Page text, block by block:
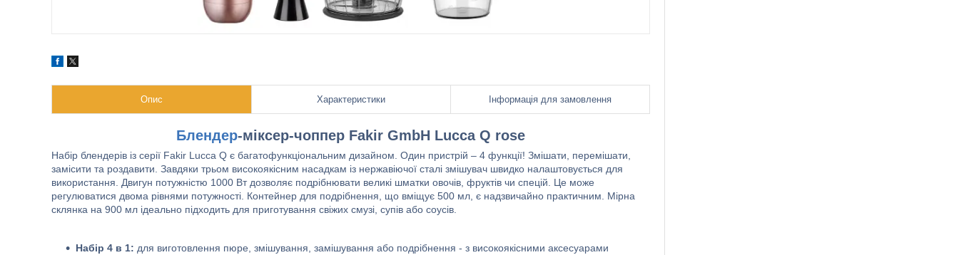
Опис Характеристики Інформація для замовлення
Блендер-міксер-чоппер Fakir GmbH Lucca Q rose
Набір блендерів із серії Fakir Lucca Q є багатофункціональним дизайном. Один пристрій – 4 функції! Змішати, перемішати,
замісити та роздавити. Завдяки трьом високоякісним насадкам із нержавіючої сталі змішувач швидко налаштовується для
використання. Двигун потужністю 1000 Вт дозволяє подрібнювати великі шматки овочів, фруктів чи спецій. Це може
регулюватися двома рівнями потужності. Контейнер для подрібнення, що вміщує 500 мл, є надзвичайно практичним. Мірна
склянка на 900 мл ідеально підходить для приготування свіжих смузі, супів або соусів.
Набір 4 в 1: для виготовлення пюре, змішування, замішування або подрібнення - з високоякісними аксесуарами